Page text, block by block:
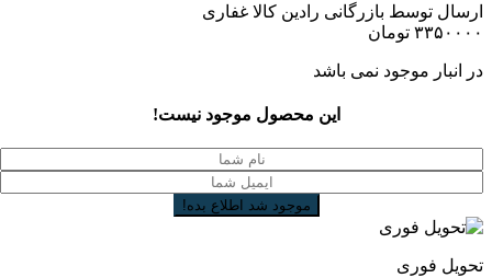
ارسال توسط بازرگانی رادین کالا غفاری
۳۳۵۰۰۰۰ تومان
در انبار موجود نمی باشد
این محصول موجود نیست!
تحویل فوری